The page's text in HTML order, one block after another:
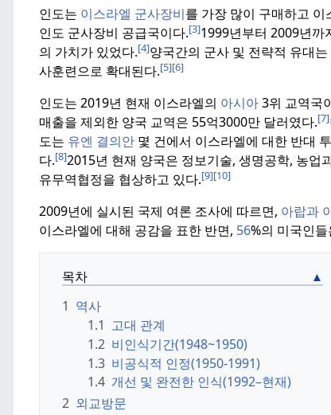
인도는 이스라엘 군사장비를 가장 많이 구매하고 이
인도 군사장비 공급국이다.[3]1999년부터 2009년까
의 가치가 있었다.[4]양국간의 군사 및 전략적 유대는
사훈련으로 확대된다.[5][6]
인도는 2019년 현재 이스라엘의 아시아3위 교역국
매출을 제외한 양국 교역은 55억3000만 달러였다.[7]
도는 유엔 결의안 몇 건에서 이스라엘에 대한 반대
다.[8]2015년 현재 양국은 정보기술, 생명공학, 농업
유무역협정을 협상하고 있다.[9][10]
2009년에 실시된 국제 여론 조사에 따르면, 아랍과
이스라엘에 대해 공감을 표한 반면, 56%의 미국인
목차
1 역사
1.1 고대 관계
1.2 비인식기간(1948~1950)
1.3 비공식적 인정(1950-1991)
1.4 개선 및 완전한 인식(1992–현재)
2 외교방문